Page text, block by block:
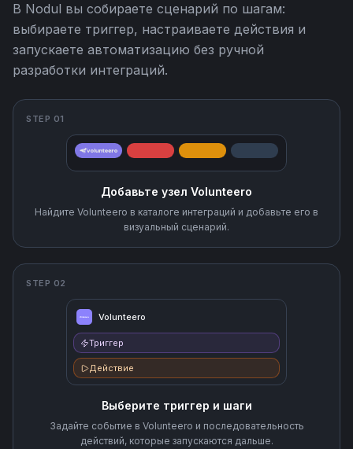
В Nodul вы собираете сценарий по шагам:
выбираете триггер, настраиваете действия и
запускаете автоматизацию без ручной
разработки интеграций.
STEP 01
Добавьте узел Volunteero
Найдите Volunteero в каталоге интеграций и добавьте его в
визуальный сценарий.
STEP 02
Volunteero
Триггер
Действие
Выберите триггер и шаги
Задайте событие в Volunteero и последовательность
действий, которые запускаются дальше.